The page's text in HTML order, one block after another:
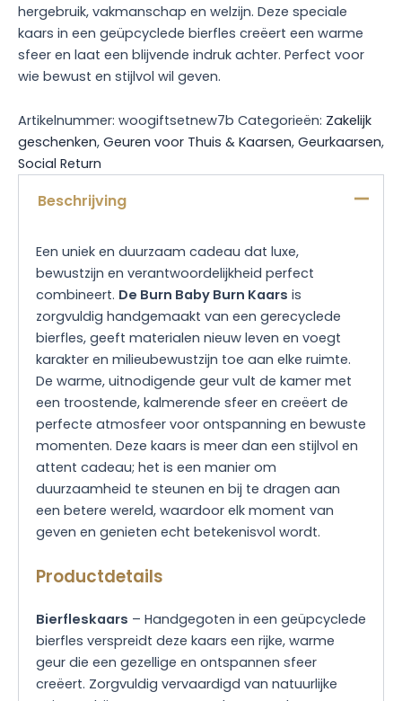
hergebruik, vakmanschap en welzijn. Deze speciale
kaars in een geüpcyclede bierfles creëert een warme
sfeer en laat een blijvende indruk achter. Perfect voor
wie bewust en stijlvol wil geven.
Artikelnummer: woogiftsetnew7b Categorieën: Zakelijk
geschenken, Geuren voor Thuis & Kaarsen, Geurkaarsen,
Social Return
Beschrijving
Een uniek en duurzaam cadeau dat luxe,
bewustzijn en verantwoordelijkheid perfect
combineert. De Burn Baby Burn Kaars is
zorgvuldig handgemaakt van een gerecyclede
bierfles, geeft materialen nieuw leven en voegt
karakter en milieubewustzijn toe aan elke ruimte.
De warme, uitnodigende geur vult de kamer met
een troostende, kalmerende sfeer en creëert de
perfecte atmosfeer voor ontspanning en bewuste
momenten. Deze kaars is meer dan een stijlvol en
attent cadeau; het is een manier om
duurzaamheid te steunen en bij te dragen aan
een betere wereld, waardoor elk moment van
geven en genieten echt betekenisvol wordt.
Productdetails
Bierfleskaars – Handgegoten in een geüpcyclede
bierfles verspreidt deze kaars een rijke, warme
geur die een gezellige en ontspannen sfeer
creëert. Zorgvuldig vervaardigd van natuurlijke